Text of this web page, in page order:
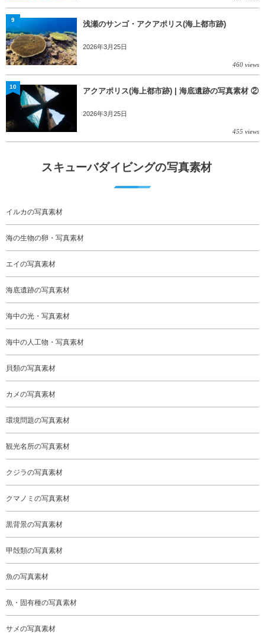
浅瀬のサンゴ・アクアポリス(海上都市跡)
2026年3月25日
460 views
9
アクアポリス(海上都市跡) | 海底遺跡の写真素材 ②
2026年3月25日
455 views
10
スキューバダイビングの写真素材
イルカの写真素材
海の生物の卵・写真素材
エイの写真素材
海底遺跡の写真素材
海中の光・写真素材
海中の人工物・写真素材
貝類の写真素材
カメの写真素材
環境問題の写真素材
観光名所の写真素材
クジラの写真素材
クマノミの写真素材
黒背景の写真素材
甲殻類の写真素材
魚の写真素材
魚・固有種の写真素材
サメの写真素材